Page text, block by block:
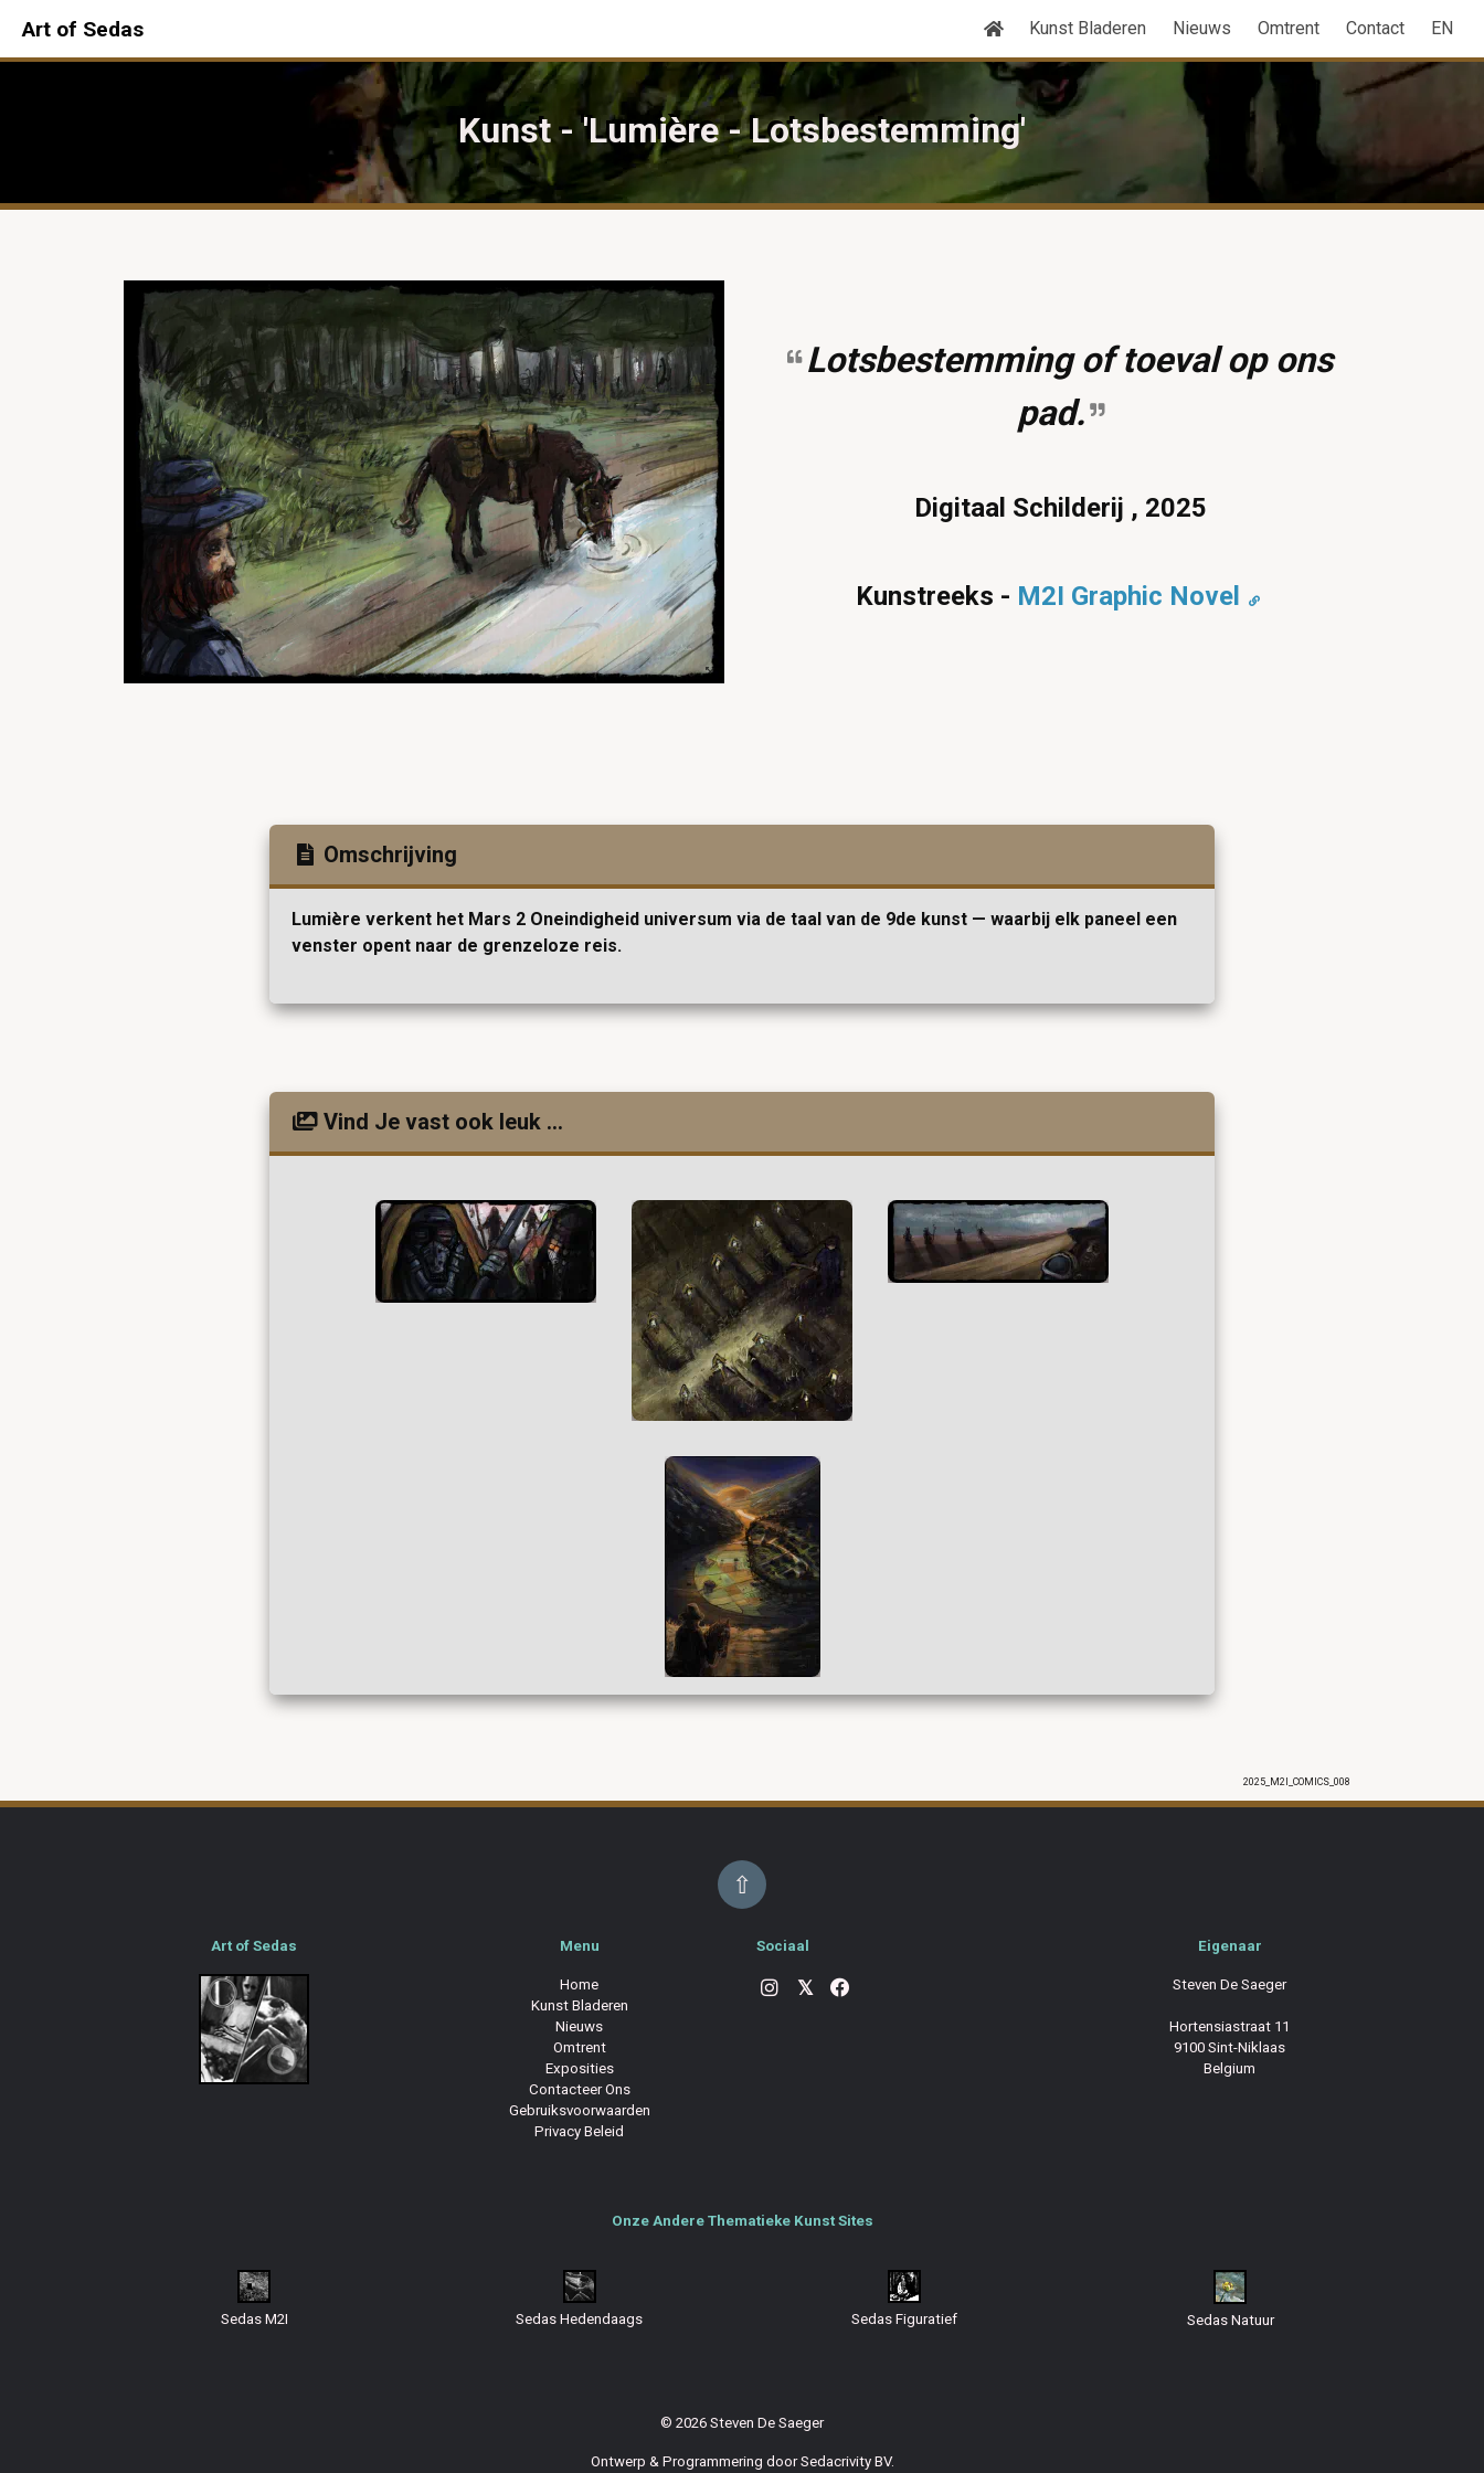
Art of Sedas Kunst Bladeren Nieuws Omtrent Contact EN
Kunst - 'Lumière - Lotsbestemming'
Lotsbestemming of toeval op ons
pad.
Digitaal Schilderij , 2025
Kunstreeks - M2I Graphic Novel
Omschrijving
Lumière verkent het Mars 2 Oneindigheid universum via de taal van de 9de kunst — waarbij elk paneel een
venster opent naar de grenzeloze reis.
Vind Je vast ook leuk ...
2025_M2I_COMICS_008
⇧
Art of Sedas Menu
Home
Kunst Bladeren
Nieuws
Omtrent
Exposities
Contacteer Ons
Gebruiksvoorwaarden
Privacy Beleid
Sociaal
𝕏
Eigenaar
Steven De Saeger
Hortensiastraat 11
9100 Sint-Niklaas
Belgium
Onze Andere Thematieke Kunst Sites
Sedas M2I Sedas Hedendaags Sedas Figuratief Sedas Natuur
© 2026 Steven De Saeger
Ontwerp & Programmering doorSedacrivity BV.